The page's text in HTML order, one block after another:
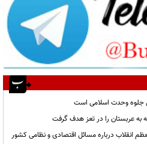
جلوه وحدت اسلامی است
به عربستان را در تعز هدف گرفت
انقلاب درباره مسائل اقتصادی و نظامی کشور